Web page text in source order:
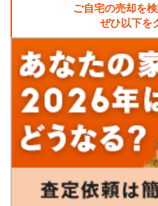
ご自宅の売却を
ぜひ以下を